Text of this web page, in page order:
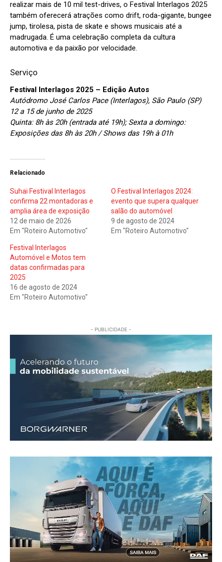
realizar mais de 10 mil test-drives, o Festival Interlagos 2025
também oferecerá atrações como drift, roda-gigante, bungee
jump, tirolesa, pista de skate e shows musicais até a
madrugada. É uma celebração completa da cultura
automotiva e da paixão por velocidade.
Serviço
Festival Interlagos 2025 – Edição Autos
Autódromo José Carlos Pace (Interlagos), São Paulo (SP)
12 a 15 de junho de 2025
Quinta: 8h às 20h (entrada até 19h); Sexta a domingo:
Exposições das 8h às 20h / Shows das 19h à 01h
Relacionado
Suhai Festival Interlagos
confirma 22 montadoras e
amplia área de exposição
12 de maio de 2026
Em "Roteiro Automotivo"
O Festival Interlagos 2024:
evento que supera qualquer
salão do automóvel
9 de agosto de 2024
Em "Roteiro Automotivo"
Festival Interlagos
Automóvel e Motos tem
datas confirmadas para
2025
16 de agosto de 2024
Em "Roteiro Automotivo"
- PUBLICIDADE -